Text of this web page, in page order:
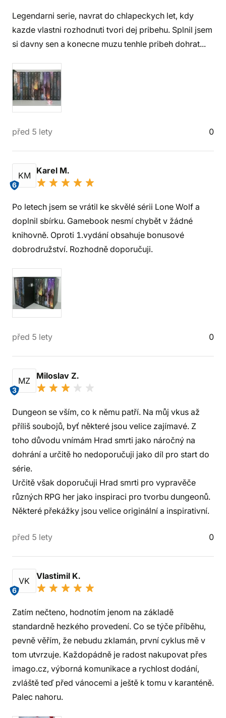
Legendarni serie, navrat do chlapeckych let, kdy
kazde vlastni rozhodnuti tvori dej pribehu. Splnil jsem
si davny sen a konecne muzu tenhle pribeh dohrat...
před 5 lety 0
KM
6
Karel M.
Po letech jsem se vrátil ke skvělé sérii Lone Wolf a
doplnil sbírku. Gamebook nesmí chybět v žádné
knihovně. Oproti 1.vydání obsahuje bonusové
dobrodružství. Rozhodně doporučuji.
před 5 lety 0
MZ
3
Miloslav Z.
Dungeon se vším, co k němu patří. Na můj vkus až
příliš soubojů, byť některé jsou velice zajímavé. Z
toho důvodu vnímám Hrad smrti jako náročný na
dohrání a určitě ho nedoporučuji jako díl pro start do
série.
Určitě však doporučuji Hrad smrti pro vypravěče
různých RPG her jako inspiraci pro tvorbu dungeonů.
Některé překážky jsou velice originální a inspirativní.
před 5 lety 0
VK
6
Vlastimil K.
Zatím nečteno, hodnotím jenom na základě
standardně hezkého provedení. Co se týče příběhu,
pevně věřím, že nebudu zklamán, první cyklus mě v
tom utvrzuje. Každopádně je radost nakupovat přes
imago.cz, výborná komunikace a rychlost dodání,
zvláště teď před vánocemi a ještě k tomu v karanténě.
Palec nahoru.